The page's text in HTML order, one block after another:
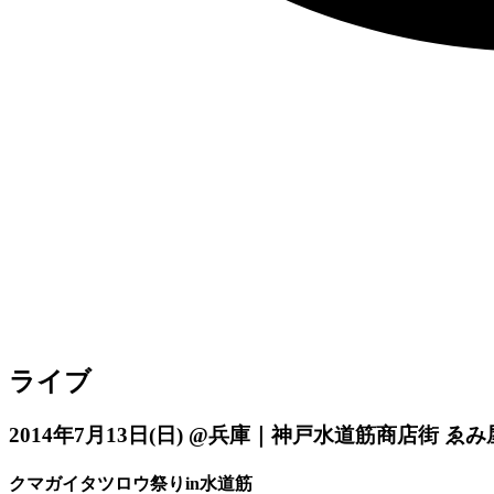
ライブ
2014年7月13日(日) @兵庫｜神戸水道筋商店街 ゑみ
クマガイタツロウ祭りin水道筋